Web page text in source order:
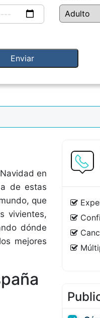
en
de estas
que
vivientes,
dónde
mejores